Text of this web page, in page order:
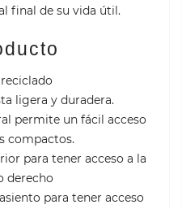
final de su vida útil.
ligera y duradera.
permite un fácil acceso
compactos.
para tener acceso a la
derecho
para tener acceso